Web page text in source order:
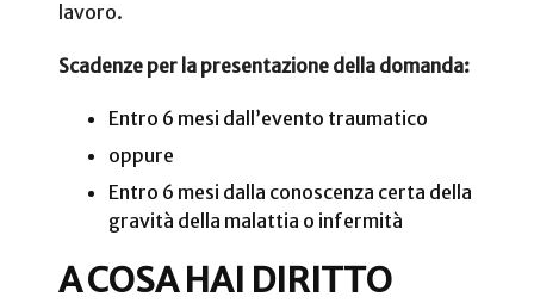
lavoro.
Scadenze per la presentazione della domanda:
Entro 6 mesi dall’evento traumatico
oppure
Entro 6 mesi dalla conoscenza certa della
gravità della malattia o infermità
A COSA HAI DIRITTO